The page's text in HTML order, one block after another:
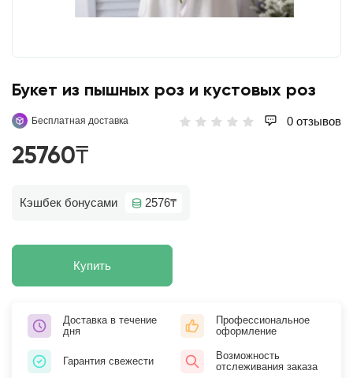
Букет из пышных роз и кустовых роз
Бесплатная доставка 0 отзывов
25760₸
Кэшбек бонусами 2576₸
Купить
Доставка в течение
дня
Профессиональное
оформление
Гарантия свежести
Возможность
отслеживания заказа